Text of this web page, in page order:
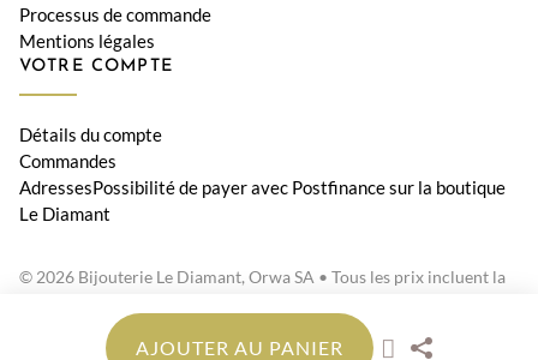
AJOUTER AU PANIER
Processus de commande
Mentions légales
VOTRE COMPTE
Détails du compte
Commandes
AdressesPossibilité de payer avec Postfinance sur la boutique
Le Diamant
© 2026 Bijouterie Le Diamant, Orwa SA • Tous les prix incluent la